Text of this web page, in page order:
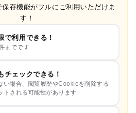
存機能がフルにご利用いただけま
す！
で利用できる！
までです
チェックできる！
い場合、閲覧履歴やCookieを削除する
トされる可能性があります